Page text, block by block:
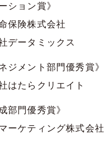
ション賞》
保険株式会社
データミックス
ジメント部門優秀賞》
はたらクリエイト
部門優秀賞》
ーケティング株式会社